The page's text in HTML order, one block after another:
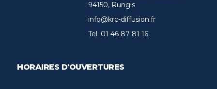
94150, Rungis
info@krc-diffusion.fr
Tel: 01 46 87 81 16
HORAIRES D'OUVERTURES